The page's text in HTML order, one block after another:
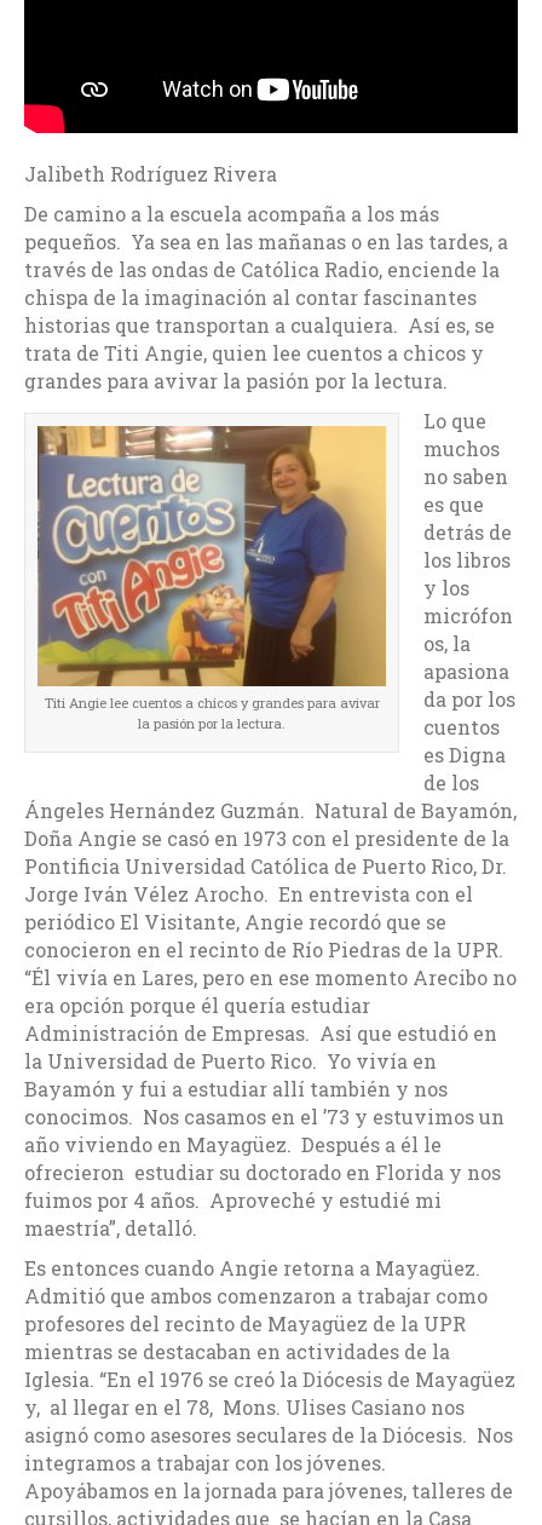
Jalibeth Rodríguez Rivera
De camino a la escuela acompaña a los más
pequeños. Ya sea en las mañanas o en las tardes, a
través de las ondas de Católica Radio, enciende la
chispa de la imaginación al contar fascinantes
historias que transportan a cualquiera. Así es, se
trata de Titi Angie, quien lee cuentos a chicos y
grandes para avivar la pasión por la lectura.
Titi Angie lee cuentos a chicos y grandes para avivar
la pasión por la lectura.
Lo que
muchos
no saben
es que
detrás de
los libros
y los
micrófon
os, la
apasiona
da por los
cuentos
es Digna
de los
Ángeles Hernández Guzmán. Natural de Bayamón,
Doña Angie se casó en 1973 con el presidente de la
Pontificia Universidad Católica de Puerto Rico, Dr.
Jorge Iván Vélez Arocho. En entrevista con el
periódico El Visitante, Angie recordó que se
conocieron en el recinto de Río Piedras de la UPR.
“Él vivía en Lares, pero en ese momento Arecibo no
era opción porque él quería estudiar
Administración de Empresas. Así que estudió en
la Universidad de Puerto Rico. Yo vivía en
Bayamón y fui a estudiar allí también y nos
conocimos. Nos casamos en el ’73 y estuvimos un
año viviendo en Mayagüez. Después a él le
ofrecieron estudiar su doctorado en Florida y nos
fuimos por 4 años. Aproveché y estudié mi
maestría”, detalló.
Es entonces cuando Angie retorna a Mayagüez.
Admitió que ambos comenzaron a trabajar como
profesores del recinto de Mayagüez de la UPR
mientras se destacaban en actividades de la
Iglesia. “En el 1976 se creó la Diócesis de Mayagüez
y, al llegar en el 78, Mons. Ulises Casiano nos
asignó como asesores seculares de la Diócesis. Nos
integramos a trabajar con los jóvenes.
Apoyábamos en la jornada para jóvenes, talleres de
cursillos, actividades que se hacían en la Casa